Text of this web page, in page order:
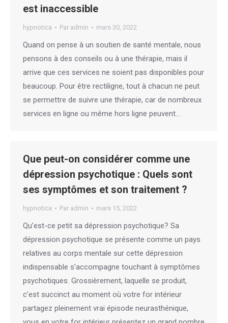
est inaccessible
hypnotica Par admin mars 30, 2022
Quand on pense à un soutien de santé mentale, nous
pensons à des conseils ou à une thérapie, mais il
arrive que ces services ne soient pas disponibles pour
beaucoup. Pour être rectiligne, tout à chacun ne peut
se permettre de suivre une thérapie, car de nombreux
services en ligne ou même hors ligne peuvent…
Que peut-on considérer comme une
dépression psychotique : Quels sont
ses symptômes et son traitement ?
hypnotica Par admin mars 15, 2022
Qu’est-ce petit sa dépression psychotique? Sa
dépression psychotique se présente comme un pays
relatives au corps mentale sur cette dépression
indispensable s’accompagne touchant à symptômes
psychotiques. Grossièrement, laquelle se produit,
c’est succinct au moment où votre for intérieur
partagez pleinement vrai épisode neurasthénique,